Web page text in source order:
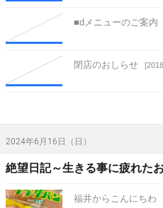
■dメニューのご案内
閉店のおしらせ
2024年6月16日（日）
絶望日記～生きる事に疲れた
福井からこんにちわ